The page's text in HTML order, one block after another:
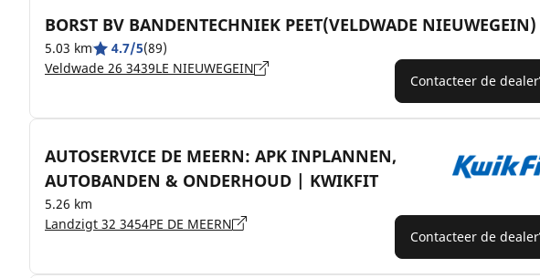
BORST BV BANDENTECHNIEK PEET(VELDWADE NIEUWEGEIN)
5.03 km 4.7/5(89)
Veldwade 26 3439LE NIEUWEGEIN
Contacteer de dealer
AUTOSERVICE DE MEERN: APK INPLANNEN,
AUTOBANDEN & ONDERHOUD | KWIKFIT
5.26 km
Landzigt 32 3454PE DE MEERN
Contacteer de dealer